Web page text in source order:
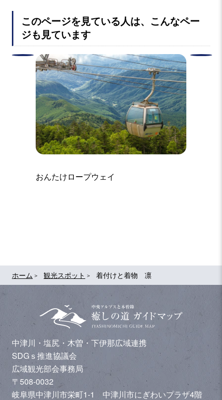
ホーム 観光スポット 着付けと着物 凛
このページを見ている人は、こんなペー
ジも見ています
おんたけロープウェイ
中津川・塩尻・木曽・下伊那広域連携
SDGｓ推進協議会
広域観光部会事務局
〒508-0032
岐阜県中津川市栄町1-1 中津川市にぎわいプラザ4階